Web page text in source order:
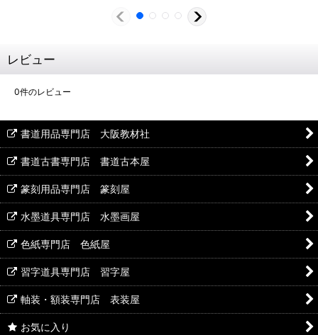
レビュー
0件のレビュー
書道用品専門店 大阪教材社
書道古書専門店 書道古本屋
篆刻用品専門店 篆刻屋
水墨道具専門店 水墨画屋
色紙専門店 色紙屋
習字道具専門店 習字屋
軸装・額装専門店 表装屋
お気に入り